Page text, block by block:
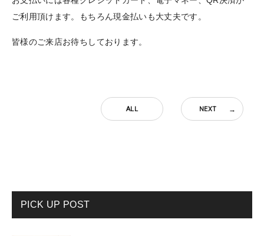
ご利用頂けます。もちろん現金払いも大丈夫です。
皆様のご来店お待ちしております。
ALL NEXT
PICK UP POST